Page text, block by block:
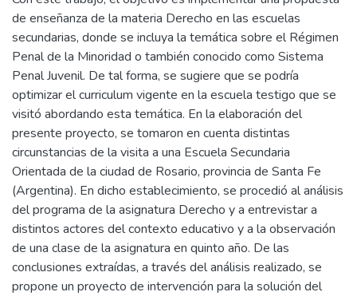
de enseñanza de la materia Derecho en las escuelas
secundarias, donde se incluya la temática sobre el Régimen
Penal de la Minoridad o también conocido como Sistema
Penal Juvenil. De tal forma, se sugiere que se podría
optimizar el curriculum vigente en la escuela testigo que se
visitó abordando esta temática. En la elaboración del
presente proyecto, se tomaron en cuenta distintas
circunstancias de la visita a una Escuela Secundaria
Orientada de la ciudad de Rosario, provincia de Santa Fe
(Argentina). En dicho establecimiento, se procedió al análisis
del programa de la asignatura Derecho y a entrevistar a
distintos actores del contexto educativo y a la observación
de una clase de la asignatura en quinto año. De las
conclusiones extraídas, a través del análisis realizado, se
propone un proyecto de intervención para la solución del